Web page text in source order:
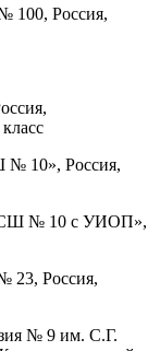
Россия,
10», Россия,
№ 10 с УИОП»,
Россия,
№ 9 им. С.Г.